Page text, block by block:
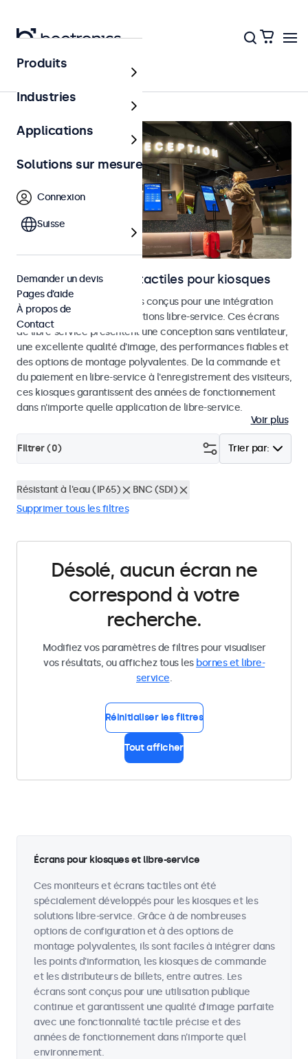
Accueil
Moniteurs et écrans tactiles pour kiosques
Moniteurs et écrans tactiles conçus pour une intégration
dans les kiosques et les solutions libre-service. Ces écrans
de libre-service présentent une conception sans ventilateur,
une excellente qualité d'image, des performances fiables et
des options de montage polyvalentes. De la commande et
du paiement en libre-service à l'enregistrement des visiteurs,
ces kiosques garantissent des années de fonctionnement
dans n'importe quelle application de libre-service.
Voir plus
Trier par:
Filtrer (0)
Résistant à l'eau (IP65)
BNC (SDI)
Supprimer tous les filtres
Désolé, aucun écran ne
correspond à votre
recherche.
Modifiez vos paramètres de filtres pour visualiser
vos résultats, ou affichez tous les bornes et libre-
service.
Réinitialiser les filtres
Tout afficher
Écrans pour kiosques et libre-service
Ces moniteurs et écrans tactiles ont été
spécialement développés pour les kiosques et les
solutions libre-service. Grâce à de nombreuses
options de configuration et à des options de
montage polyvalentes, ils sont faciles à intégrer dans
les points d'information, les kiosques de commande
et les distributeurs de billets, entre autres. Les
écrans sont conçus pour une utilisation publique
continue et garantissent une qualité d’image parfaite
avec une fonctionnalité tactile précise et des
années de fonctionnement dans n’importe quel
environnement.
Produits
Industries
Applications
Solutions sur mesure
Connexion
Suisse
Demander un devis
Pages d’aide
À propos de
Contact